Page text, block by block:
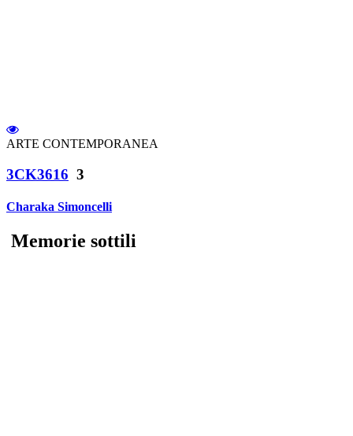
ARTE CONTEMPORANEA
3CK3616 3
Charaka Simoncelli
Memorie sottili